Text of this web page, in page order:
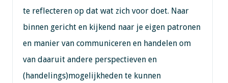
te reflecteren op dat wat zich voor doet. Naar
binnen gericht en kijkend naar je eigen patronen
en manier van communiceren en handelen om
van daaruit andere perspectieven en
(handelings)mogelijkheden te kunnen